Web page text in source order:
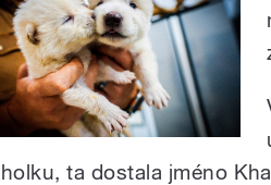
holku, ta dostala jméno